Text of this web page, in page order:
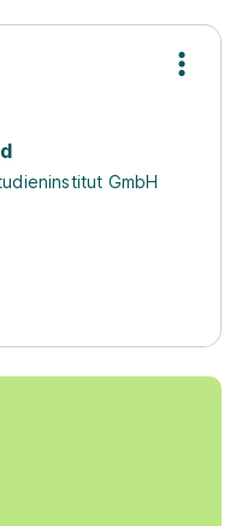
GmbH